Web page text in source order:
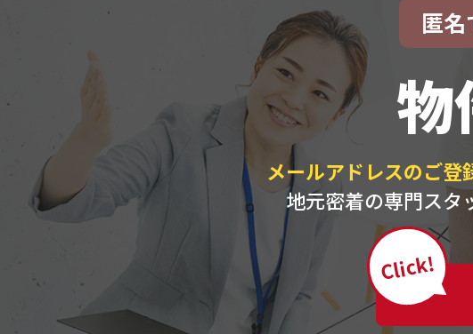
匿名
物
メールアドレスのご登
地元密着の専門スタ
Click!